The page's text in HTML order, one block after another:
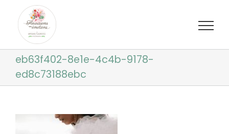
contenu
eb63f402-8e1e-4c4b-9178-
ed8c73188ebc